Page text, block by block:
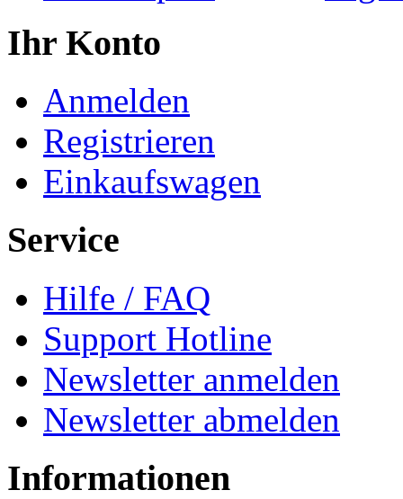
Ihr Konto
Anmelden
Registrieren
Einkaufswagen
Service
Hilfe / FAQ
Support Hotline
Newsletter anmelden
Newsletter abmelden
Informationen